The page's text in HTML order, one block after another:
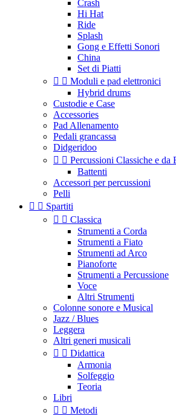
Crash
Hi Hat
Ride
Splash
Gong e Effetti Sonori
China
Set di Piatti
  Moduli e pad elettronici
Hybrid drums
Custodie e Case
Accessories
Pad Allenamento
Pedali grancassa
Didgeridoo
  Percussioni Classiche e da
Battenti
Accessori per percussioni
Pelli
  Spartiti
  Classica
Strumenti a Corda
Strumenti a Fiato
Strumenti ad Arco
Pianoforte
Strumenti a Percussione
Voce
Altri Strumenti
Colonne sonore e Musical
Jazz / Blues
Leggera
Altri generi musicali
  Didattica
Armonia
Solfeggio
Teoria
Libri
  Metodi